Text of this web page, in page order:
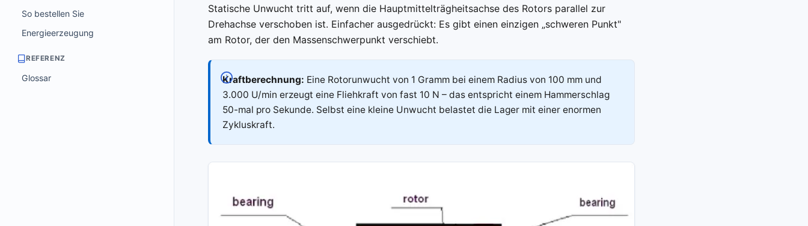
So bestellen Sie
Energieerzeugung
REFERENZ
Glossar
Statische Unwucht tritt auf, wenn die Hauptmittelträgheitsachse des Rotors parallel zur
Drehachse verschoben ist. Einfacher ausgedrückt: Es gibt einen einzigen „schweren Punkt"
am Rotor, der den Massenschwerpunkt verschiebt.
Kraftberechnung: Eine Rotorunwucht von 1 Gramm bei einem Radius von 100 mm und
3.000 U/min erzeugt eine Fliehkraft von fast 10 N – das entspricht einem Hammerschlag
50-mal pro Sekunde. Selbst eine kleine Unwucht belastet die Lager mit einer enormen
Zykluskraft.